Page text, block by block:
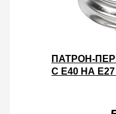
ПАТРОН-
С E40 НА